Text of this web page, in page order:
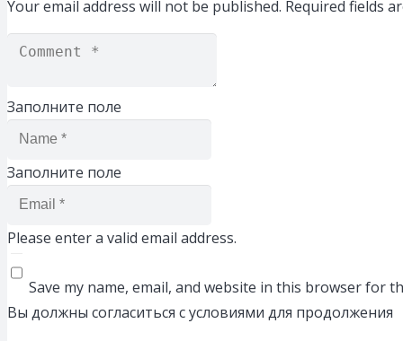
Your email address will not be published. Required fields
Заполните поле
Заполните поле
Please enter a valid email address.
Save my name, email, and website in this browser for
Вы должны согласиться с условиями для продолжения